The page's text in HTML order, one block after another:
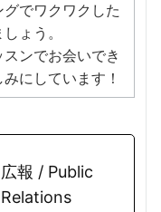
でワクワクした
ょう。
ンでお会いでき
にしています！
広報 / Public
Relations